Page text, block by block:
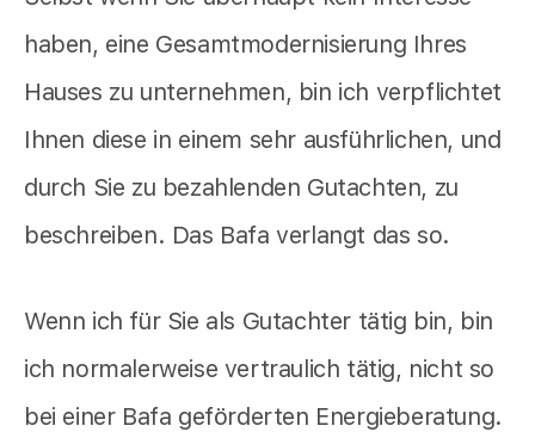
haben, eine Gesamtmodernisierung Ihres
Hauses zu unternehmen, bin ich verpflichtet
Ihnen diese in einem sehr ausführlichen, und
durch Sie zu bezahlenden Gutachten, zu
beschreiben. Das Bafa verlangt das so.
Wenn ich für Sie als Gutachter tätig bin, bin
ich normalerweise vertraulich tätig, nicht so
bei einer Bafa geförderten Energieberatung.